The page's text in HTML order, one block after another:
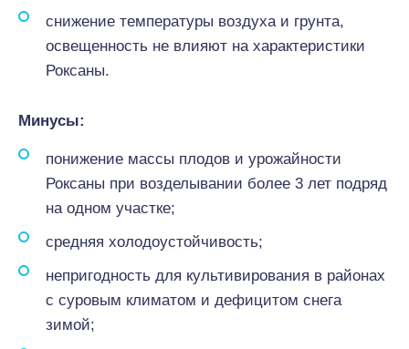
снижение температуры воздуха и грунта,
освещенность не влияют на характеристики
Роксаны.
Минусы:
понижение массы плодов и урожайности
Роксаны при возделывании более 3 лет подряд
на одном участке;
средняя холодоустойчивость;
непригодность для культивирования в районах
с суровым климатом и дефицитом снега
зимой;